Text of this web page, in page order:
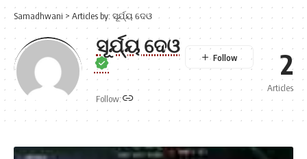
Samadhwani > Articles by: ସୂର୍ଯ୍ୟ ଦେଓ
ସୂର୍ଯ୍ୟ ଦେଓ
Follow:
2
Articles